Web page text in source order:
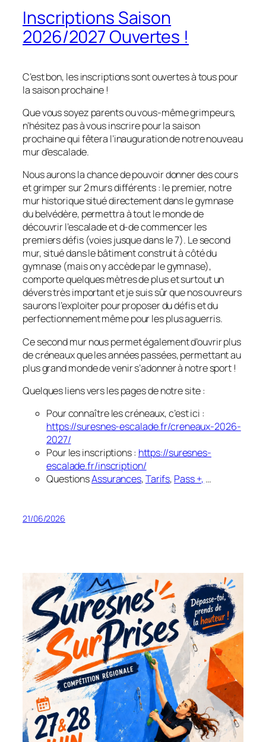
Inscriptions Saison
2026/2027 Ouvertes !
C’est bon, les inscriptions sont ouvertes à tous pour
la saison prochaine !
Que vous soyez parents ou vous-même grimpeurs,
n’hésitez pas à vous inscrire pour la saison
prochaine qui fêtera l’inauguration de notre nouveau
mur d’escalade.
Nous aurons la chance de pouvoir donner des cours
et grimper sur 2 murs différents : le premier, notre
mur historique situé directement dans le gymnase
du belvédère, permettra à tout le monde de
découvrir l’escalade et d-de commencer les
premiers défis (voies jusque dans le 7). Le second
mur, situé dans le bâtiment construit à côté du
gymnase (mais on y accède par le gymnase),
comporte quelques mètres de plus et surtout un
dévers très important et je suis sûr que nos ouvreurs
saurons l’exploiter pour proposer du défis et du
perfectionnement même pour les plus aguerris.
Ce second mur nous permet également d’ouvrir plus
de créneaux que les années passées, permettant au
plus grand monde de venir s’adonner à notre sport !
Quelques liens vers les pages de notre site :
Pour connaître les créneaux, c’est ici :
https://suresnes-escalade.fr/creneaux-2026-
2027/
Pour les inscriptions : https://suresnes-
escalade.fr/inscription/
QuestionsAssurances,Tarifs, Pass +, …
21/06/2026